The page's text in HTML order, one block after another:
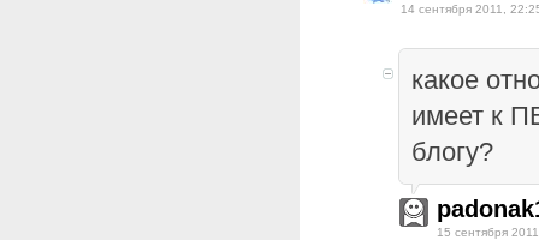
14 сентября 2011,
какое
имеет к
блогу?
15 сентября